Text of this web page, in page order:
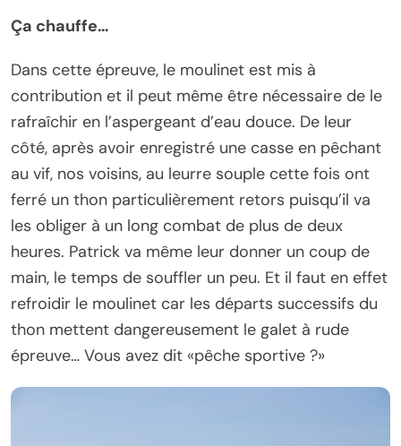
Ça chauffe…
Dans cette épreuve, le moulinet est mis à
contribution et il peut même être nécessaire de le
rafraîchir en l’aspergeant d’eau douce. De leur
côté, après avoir enregistré une casse en pêchant
au vif, nos voisins, au leurre souple cette fois ont
ferré un thon particulièrement retors puisqu’il va
les obliger à un long combat de plus de deux
heures. Patrick va même leur donner un coup de
main, le temps de souffler un peu. Et il faut en effet
refroidir le moulinet car les départs successifs du
thon mettent dangereusement le galet à rude
épreuve… Vous avez dit «pêche sportive ?»